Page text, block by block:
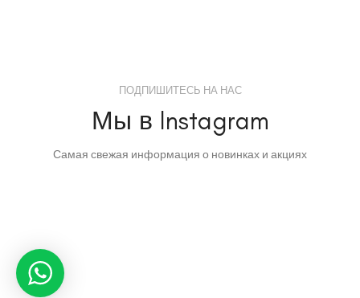
ПОДПИШИТЕСЬ НА НАС
Мы в Instagram
Самая свежая информация о новинках и акциях